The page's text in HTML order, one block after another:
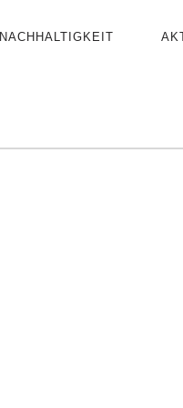
NACHHALTIGKEIT